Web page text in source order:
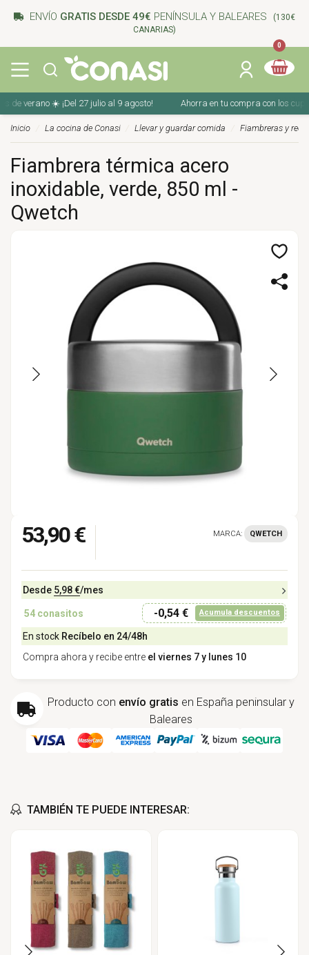
ENVÍO GRATIS DESDE 49€ PENÍNSULA Y BALEARES
(130€
CANARIAS)
0
verano ☀️ ¡Del 27 julio al 9 agosto! Ahorra en tu compra con los
Inicio La cocina de Conasi Llevar y guardar comida Fiambreras y
Fiambrera térmica acero
inoxidable, verde, 850 ml -
Qwetch
53,90 € MARCA: QWETCH
Desde 5,98 €/mes
54 conasitos -0,54 € Acumula descuentos
En stock Recíbelo en 24/48h
Compra ahora y recibe entre el viernes 7 y lunes 10
Producto con envío gratis en España peninsular y
Baleares
TAMBIÉN TE PUEDE INTERESAR: